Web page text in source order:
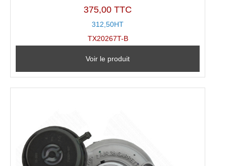
375,00 TTC
312,50HT
TX20267T-B
Voir le produit